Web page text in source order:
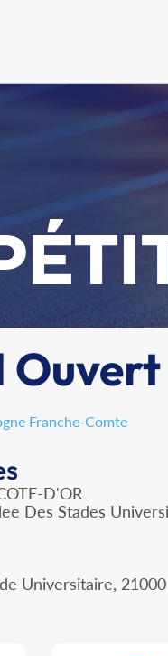
Franche-Comte
D'OR
Des Stades
Universitaire,